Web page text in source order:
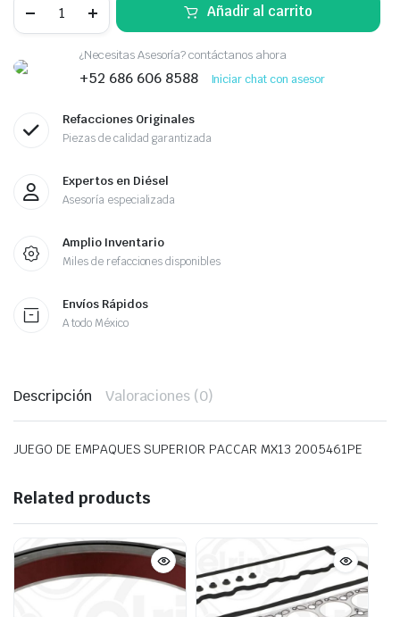
PACCAR
Añadir al carrito
¿Necesitas Asesoría? contáctanos ahora
+52 686 606 8588 Iniciar chat con asesor
Refacciones Originales
Piezas de calidad garantizada
Expertos en Diésel
Asesoría especializada
Amplio Inventario
Miles de refacciones disponibles
Envíos Rápidos
A todo México
Descripción Valoraciones (0)
JUEGO DE EMPAQUES SUPERIOR PACCAR MX13 2005461PE
Related products